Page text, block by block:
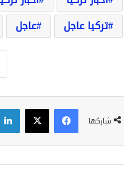
تركيا عاجل
عاجل
شاركها
فيسبوك‫X